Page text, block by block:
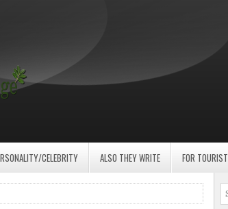
CELEBRITY ALSO THEY WRITE FOR TOURIST